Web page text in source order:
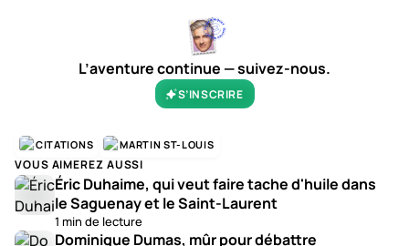
L’aventure continue — suivez-nous.
S’INSCRIRE
CITATIONS MARTIN ST-LOUIS
VOUS AIMEREZ AUSSI
Éric Duhaime, qui veut faire tache d'huile dans
le Saguenay et le Saint-Laurent
1 min de lecture
Dominique Dumas, mûr pour débattre